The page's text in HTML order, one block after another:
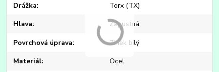
Drážka Torx (TX)
Hlava Zápustná
Povrchová úprava Zinek bílý
Materiál Ocel